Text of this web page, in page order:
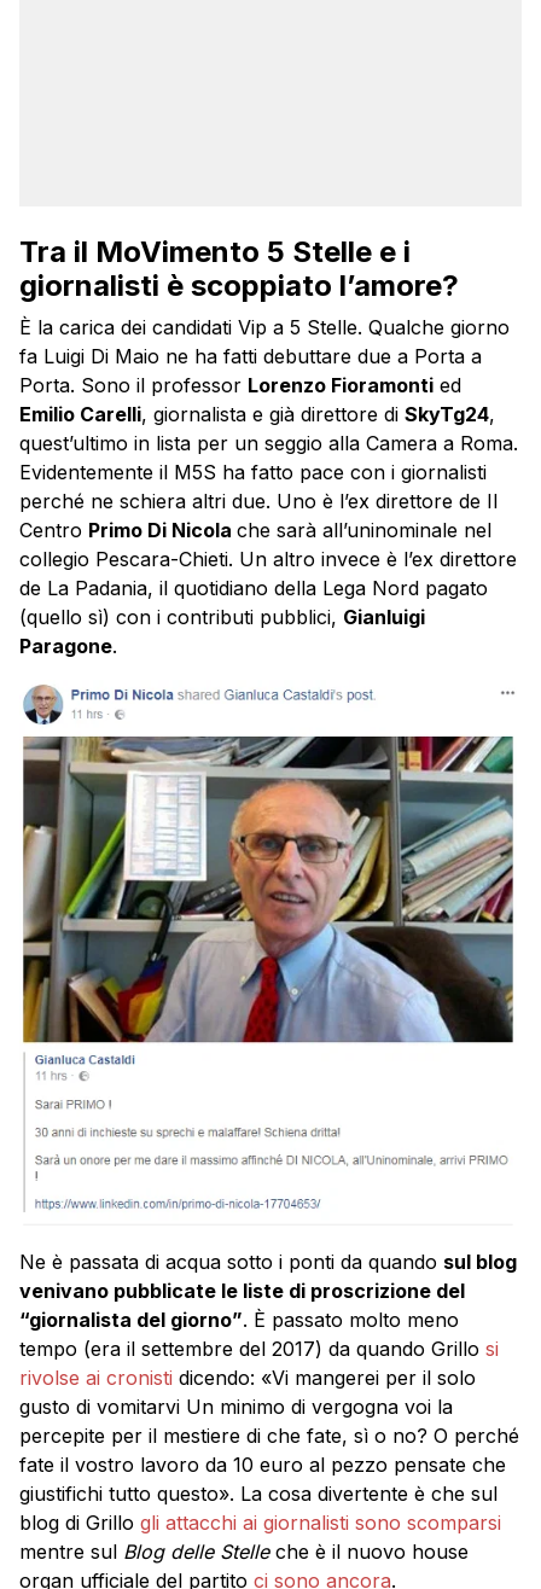
Tra il MoVimento 5 Stelle e i
giornalisti è scoppiato l’amore?
È la carica dei candidati Vip a 5 Stelle. Qualche giorno
fa Luigi Di Maio ne ha fatti debuttare due a Porta a
Porta. Sono il professor Lorenzo Fioramonti ed
Emilio Carelli, giornalista e già direttore di SkyTg24,
quest’ultimo in lista per un seggio alla Camera a Roma.
Evidentemente il M5S ha fatto pace con i giornalisti
perché ne schiera altri due. Uno è l’ex direttore de Il
Centro Primo Di Nicola che sarà all’uninominale nel
collegio Pescara-Chieti. Un altro invece è l’ex direttore
de La Padania, il quotidiano della Lega Nord pagato
(quello sì) con i contributi pubblici, Gianluigi
Paragone.
Ne è passata di acqua sotto i ponti da quando sul blog
venivano pubblicate le liste di proscrizione del
“giornalista del giorno”. È passato molto meno
tempo (era il settembre del 2017) da quando Grillo si
rivolse ai cronisti dicendo: «Vi mangerei per il solo
gusto di vomitarvi Un minimo di vergogna voi la
percepite per il mestiere di che fate, sì o no? O perché
fate il vostro lavoro da 10 euro al pezzo pensate che
giustifichi tutto questo». La cosa divertente è che sul
blog di Grillo gli attacchi ai giornalisti sono scomparsi
mentre sul Blog delle Stelleche è il nuovo house
organ ufficiale del partito ci sono ancora.